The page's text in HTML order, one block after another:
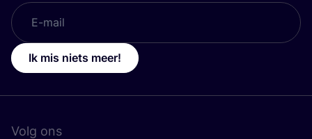
Ik mis niets meer!
Volg ons